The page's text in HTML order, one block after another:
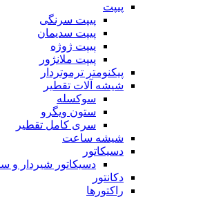
پیپت
پیپت سرنگی
پیپت سدیمان
پیپت ژوژه
پیپت ملانژور
پیکنومتر ترموتردار
شیشه آلات تقطیر
سوکسله
ستون ویگرو
سری کامل تقطیر
شیشه ساعت
دسیکاتور
دسیکاتور شیردار و
دکانتور
راکتورها